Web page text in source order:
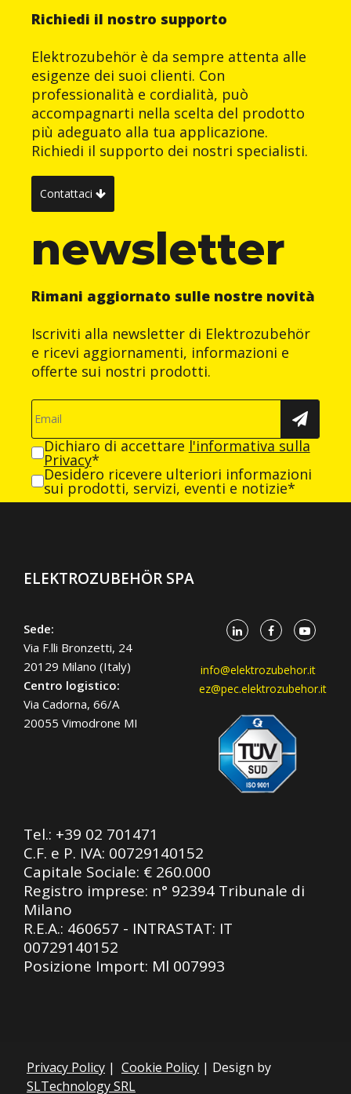
Richiedi il nostro supporto
Elektrozubehör è da sempre attenta alle
esigenze dei suoi clienti. Con
professionalità e cordialità, può
accompagnarti nella scelta del prodotto
più adeguato alla tua applicazione.
Richiedi il supporto dei nostri specialisti.
Contattaci
newsletter
Rimani aggiornato sulle nostre novità
Iscriviti alla newsletter di Elektrozubehör
e ricevi aggiornamenti, informazioni e
offerte sui nostri prodotti.
Dichiaro di accettare l'informativa sulla
Privacy*
Desidero ricevere ulteriori informazioni
sui prodotti, servizi, eventi e notizie*
ELEKTROZUBEHÖR SPA
Sede:
Via F.lli Bronzetti, 24
20129 Milano (Italy)
Centro logistico:
Via Cadorna, 66/A
20055 Vimodrone MI
info@elektrozubehor.it
ez@pec.elektrozubehor.it
Tel.: +39 02 701471
C.F. e P. IVA: 00729140152
Capitale Sociale: € 260.000
Registro imprese: n° 92394 Tribunale di
Milano
R.E.A.: 460657 - INTRASTAT: IT
00729140152
Posizione Import: Ml 007993
Privacy Policy | Cookie Policy | Design by
SLTechnology SRL